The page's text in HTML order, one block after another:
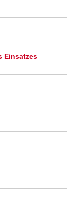
Einsatzes